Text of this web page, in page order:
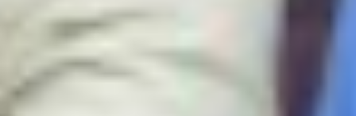
Teams werden?
Entdecken Sie hier unsere
Unsere Stellenangebote